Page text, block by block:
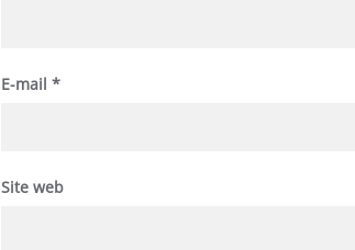
E-mail *
Site web